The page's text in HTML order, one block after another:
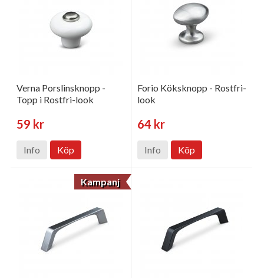
Verna Porslinsknopp -
Topp i Rostfri-look
59 kr
Info Köp
Forio Köksknopp - Rostfri-
look
64 kr
Info Köp
Kampanj